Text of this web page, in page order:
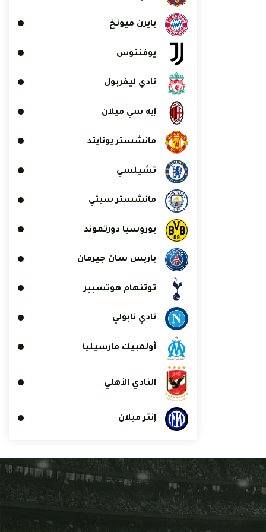
بايرن ميونخ
يوفنتوس
نادي ليفربول
إيه سي ميلان
مانشستر يونايتد
تشيلسي
مانشستر سيتي
بوروسيا دورتموند
باريس سان جيرمان
توتنهام هوتسبير
نادي نابولي
أولمبيك مارسيليا
النادي الأهلي
إنتر ميلان